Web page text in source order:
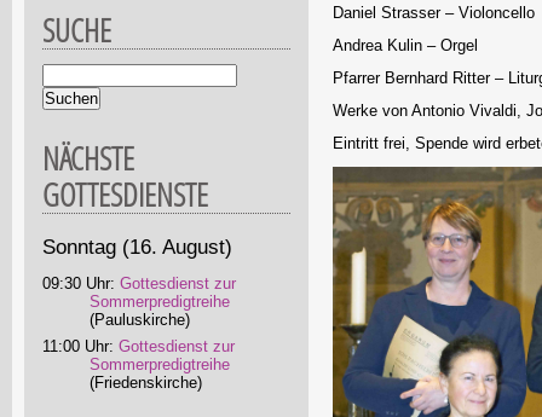
Daniel Strasser – Violoncello
Andrea Kulin – Orgel
Pfarrer Bernhard Ritter –
Werke von Antonio Vivaldi,
Eintritt frei, Spende wird
SUCHE
NÄCHSTE
GOTTESDIENSTE
Sonntag (16. August)
09:30 Uhr: Gottesdienst zur
Sommerpredigtreihe
(Pauluskirche)
11:00 Uhr: Gottesdienst zur
Sommerpredigtreihe
(Friedenskirche)